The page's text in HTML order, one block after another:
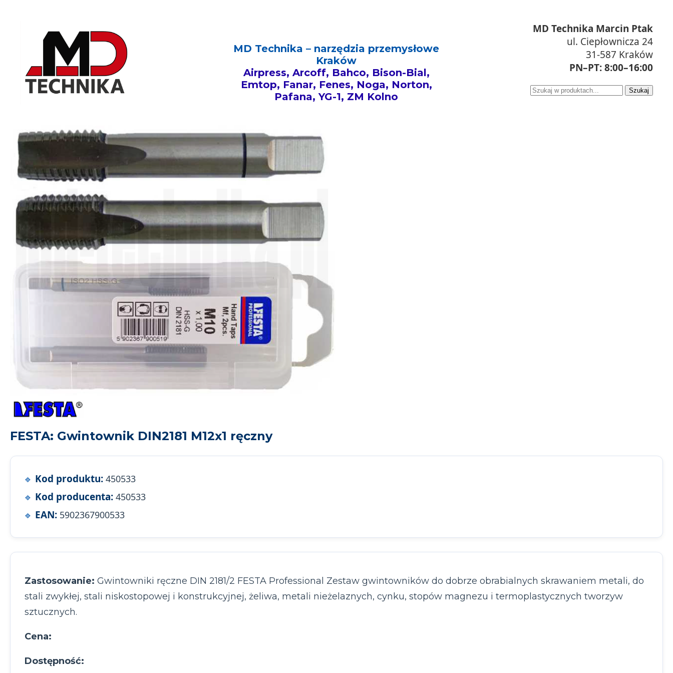
MD Technika – narzędzia przemysłowe
Kraków
Airpress, Arcoff, Bahco, Bison-Bial,
Emtop, Fanar, Fenes, Noga, Norton,
Pafana, YG-1, ZM Kolno
MD Technika Marcin Ptak
ul. Ciepłownicza 24
31-587 Kraków
PN–PT: 8:00–16:00
Szukaj
FESTA: Gwintownik DIN2181 M12x1 ręczny
Kod produktu: 450533
Kod producenta: 450533
EAN: 5902367900533
Zastosowanie: Gwintowniki ręczne DIN 2181/2 FESTA Professional Zestaw gwintowników do dobrze obrabialnych skrawaniem metali, do
stali zwykłej, stali niskostopowej i konstrukcyjnej, żeliwa, metali nieżelaznych, cynku, stopów magnezu i termoplastycznych tworzyw
sztucznych.
Cena:
Dostępność: